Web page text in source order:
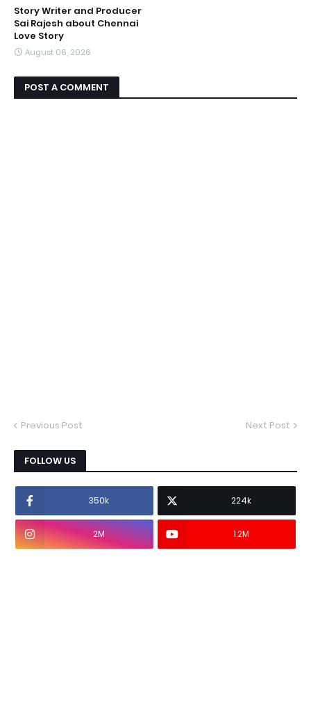
Story Writer and Producer
Sai Rajesh about Chennai
Love Story
August 06, 2026
POST A COMMENT
Previous Post Next Post
FOLLOW US
350k 224k
2M 1.2M